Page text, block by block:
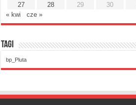
27
28 29 30
« kwi
cze »
Tagi
bp_Pluta